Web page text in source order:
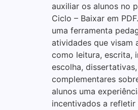
auxiliar os alunos no
Ciclo – Baixar em
uma ferramenta
atividades que visam
como leitura, escrita,
escolha,
complementares
alunos uma
incentivados a